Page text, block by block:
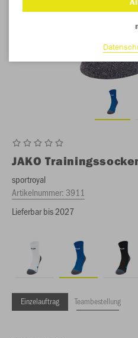
JAKO
sportroyal
Artikelnummer:3911
Lieferbar bis 2027
Einzelauftrag Teambestellung